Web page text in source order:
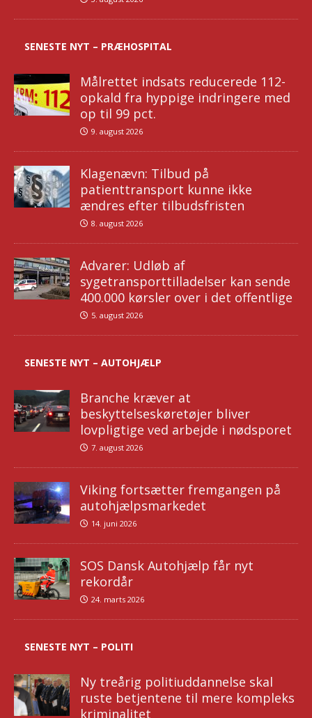
SENESTE NYT – PRÆHOSPITAL
Målrettet indsats reducerede 112-
opkald fra hyppige indringere med
op til 99 pct.
9. august 2026
Klagenævn: Tilbud på
patienttransport kunne ikke
ændres efter tilbudsfristen
8. august 2026
Advarer: Udløb af
sygetransporttilladelser kan sende
400.000 kørsler over i det offentlige
5. august 2026
SENESTE NYT – AUTOHJÆLP
Branche kræver at
beskyttelseskøretøjer bliver
lovpligtige ved arbejde i nødsporet
7. august 2026
Viking fortsætter fremgangen på
autohjælpsmarkedet
14. juni 2026
SOS Dansk Autohjælp får nyt
rekordår
24. marts 2026
SENESTE NYT – POLITI
Ny treårig politiuddannelse skal
ruste betjentene til mere kompleks
kriminalitet